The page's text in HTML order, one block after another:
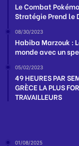
Le Combat
Stratégie Prend le
08/30/2023
Habiba Marzouk :
monde avec un
05/02/2023
49 HEURES PAR
GRÈCE LA PLUS
TRAVAILLEURS
01/08/2025